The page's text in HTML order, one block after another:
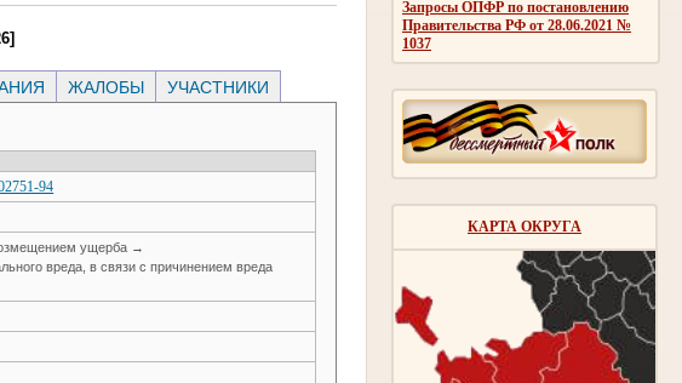
Запросы ОПФР по постановлению
Правительства РФ от 28.06.2021 №
1037
КАРТА ОКРУГА
ЖАЛОБЫ УЧАСТНИКИ
94
ущерба →
вреда, в связи с причинением вреда